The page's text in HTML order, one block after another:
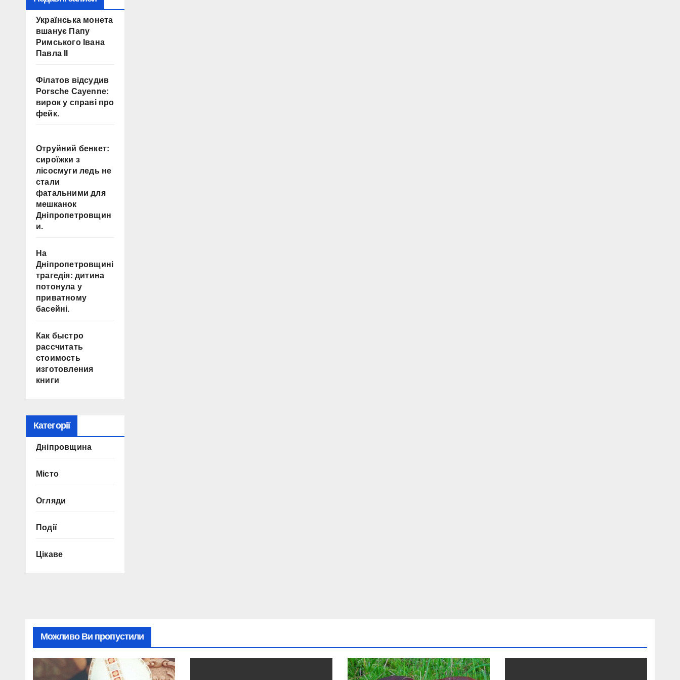
Українська монета
вшанує Папу
Римського Івана
Павла II
Філатов відсудив
Porsche Cayenne:
вирок у справі про
фейк.
Отруйний бенкет:
сироїжки з
лісосмуги ледь не
стали
фатальними для
мешканок
Дніпропетровщин
и.
На
Дніпропетровщині
трагедія: дитина
потонула у
приватному
басейні.
Как быстро
рассчитать
стоимость
изготовления
книги
Категорії
Дніпровщина
Місто
Огляди
Події
Цікаве
Можливо Ви пропустили